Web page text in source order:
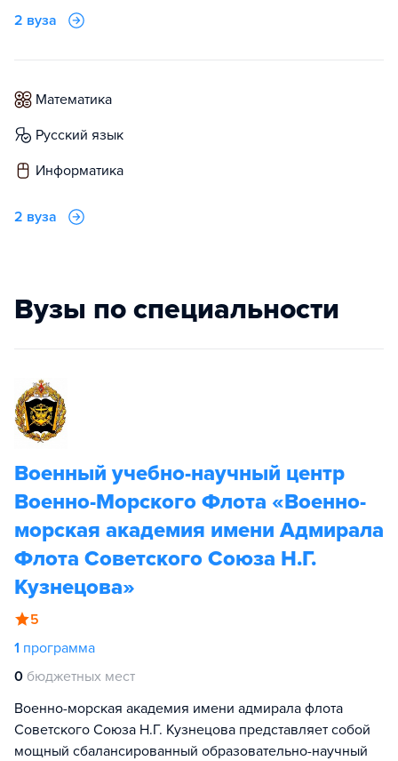
2 вуза
математика
русский язык
информатика
2 вуза
Вузы по специальности
Военный учебно-научный центр
Военно-Морского Флота «Военно-
морская академия имени Адмирала
Флота Советского Союза Н.Г.
Кузнецова»
5
1 программа
0 бюджетных мест
Военно-морская академия имени адмирала флота
Советского Союза Н.Г. Кузнецова представляет собой
мощный сбалансированный образовательно-научный